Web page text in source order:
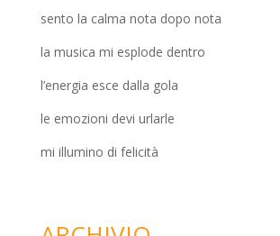
sento la calma nota dopo nota
la musica mi esplode dentro
l’energia esce dalla gola
le emozioni devi urlarle
mi illumino di felicità